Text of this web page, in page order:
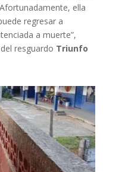
ella
regresar a
a muerte”,
resguardo Triunfo